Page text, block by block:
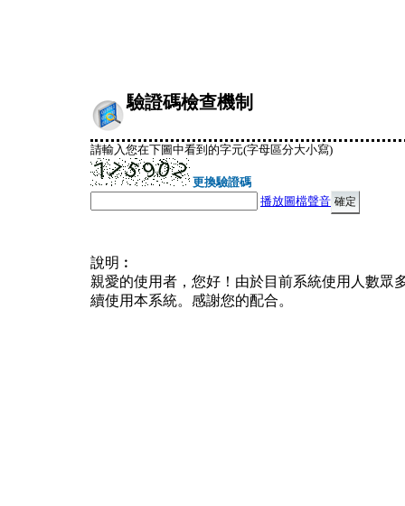
驗證碼檢查機制
請輸入您在下圖中看到的字元(字母區分大小寫)
更換驗證碼
播放圖檔聲音
說明︰
親愛的使用者，您好！由於目前系統使用人數眾
續使用本系統。感謝您的配合。